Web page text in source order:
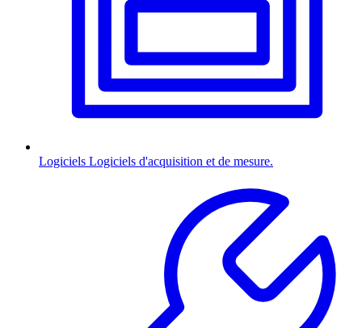
Logiciels Logiciels d'acquisition et de mesure.